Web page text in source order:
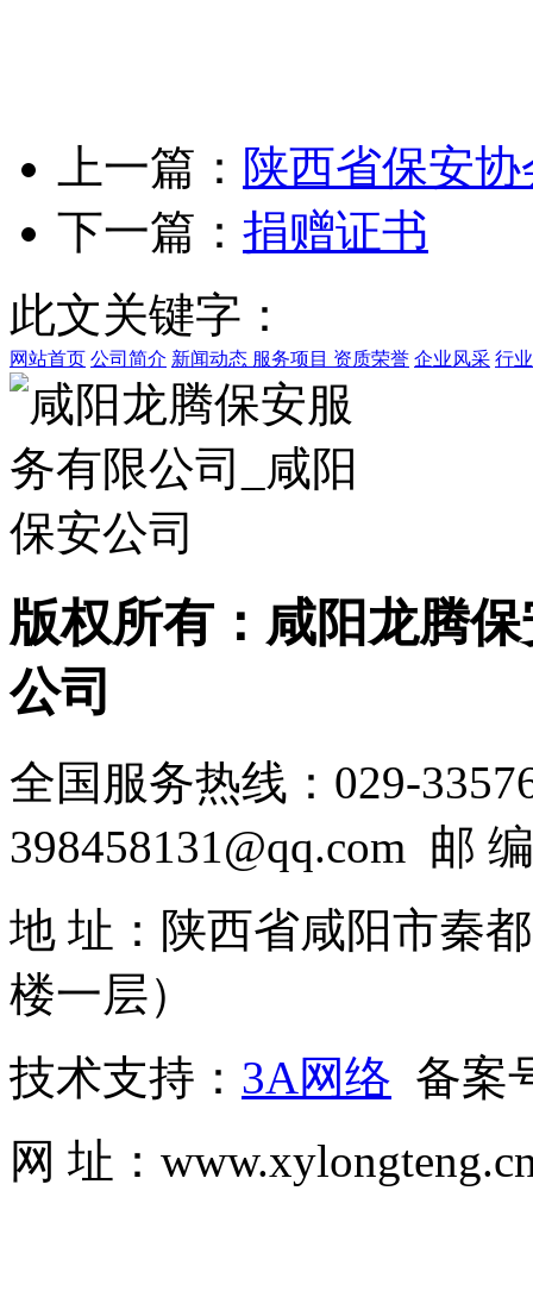
上一篇： 陕西省保安
下一篇： 捐赠证书
此文关键字：
网站首页 公司简介 新闻动态 服务项目 资质荣誉 企业风采 行
版权所有：咸阳龙腾
公司
全国服务热线：029-
398458131@qq.com 邮
地 址：陕西省咸阳市秦
楼一层）
技术支持： 3A网络 备案
网 址：